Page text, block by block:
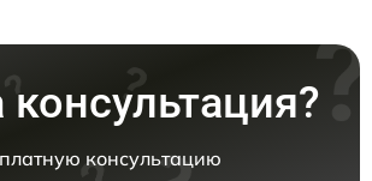
консультацию